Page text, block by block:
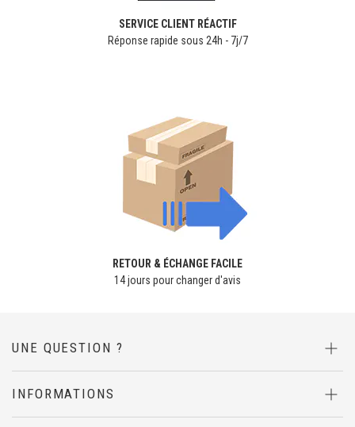
SERVICE CLIENT RÉACTIF
Réponse rapide sous 24h - 7j/7
RETOUR & ÉCHANGE FACILE
14 jours pour changer d'avis
UNE QUESTION ?
INFORMATIONS